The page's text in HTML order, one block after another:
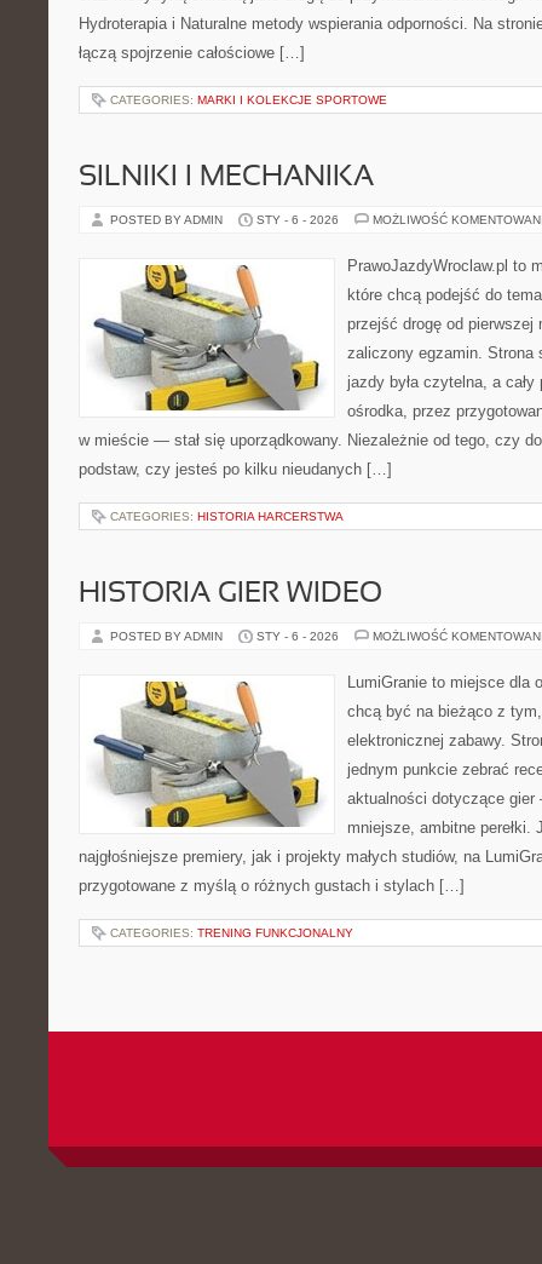
Hydroterapia i Naturalne metody wspierania odporności. Na
łączą spojrzenie całościowe […]
CATEGORIES: MARKI I KOLEKCJE SPORTOWE
SILNIKI I MECHANIKA
POSTED BY ADMIN STY - 6 - 2026 MOŻLIWOŚĆ
PrawoJazdyWroclaw.pl to
które chcą podejść do
przejść drogę od pierwszej
zaliczony egzamin. Strona
jazdy była czytelna, a
ośrodka, przez
w mieście — stał się uporządkowany. Niezależnie od tego, czy
podstaw, czy jesteś po kilku nieudanych […]
CATEGORIES: HISTORIA HARCERSTWA
HISTORIA GIER WIDEO
POSTED BY ADMIN STY - 6 - 2026 MOŻLIWOŚĆ
LumiGranie to miejsce dla
chcą być na bieżąco z
elektronicznej zabawy.
jednym punkcie zebrać
aktualności dotyczące gier
mniejsze, ambitne perełki.
najgłośniejsze premiery, jak i projekty małych studiów, na
przygotowane z myślą o różnych gustach i stylach […]
CATEGORIES: TRENING FUNKCJONALNY